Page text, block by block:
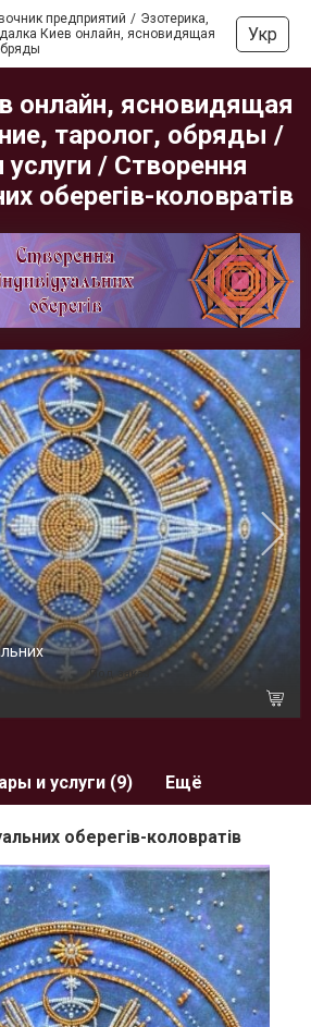
предприятий
Эзотерика,
Киев онлайн, ясновидящая
Укр
онлайн, ясновидящая
таролог, обряды /
/ Створення
оберегів-коловратів
Под заказ
и услуги (9) Ещё
оберегів-коловратів